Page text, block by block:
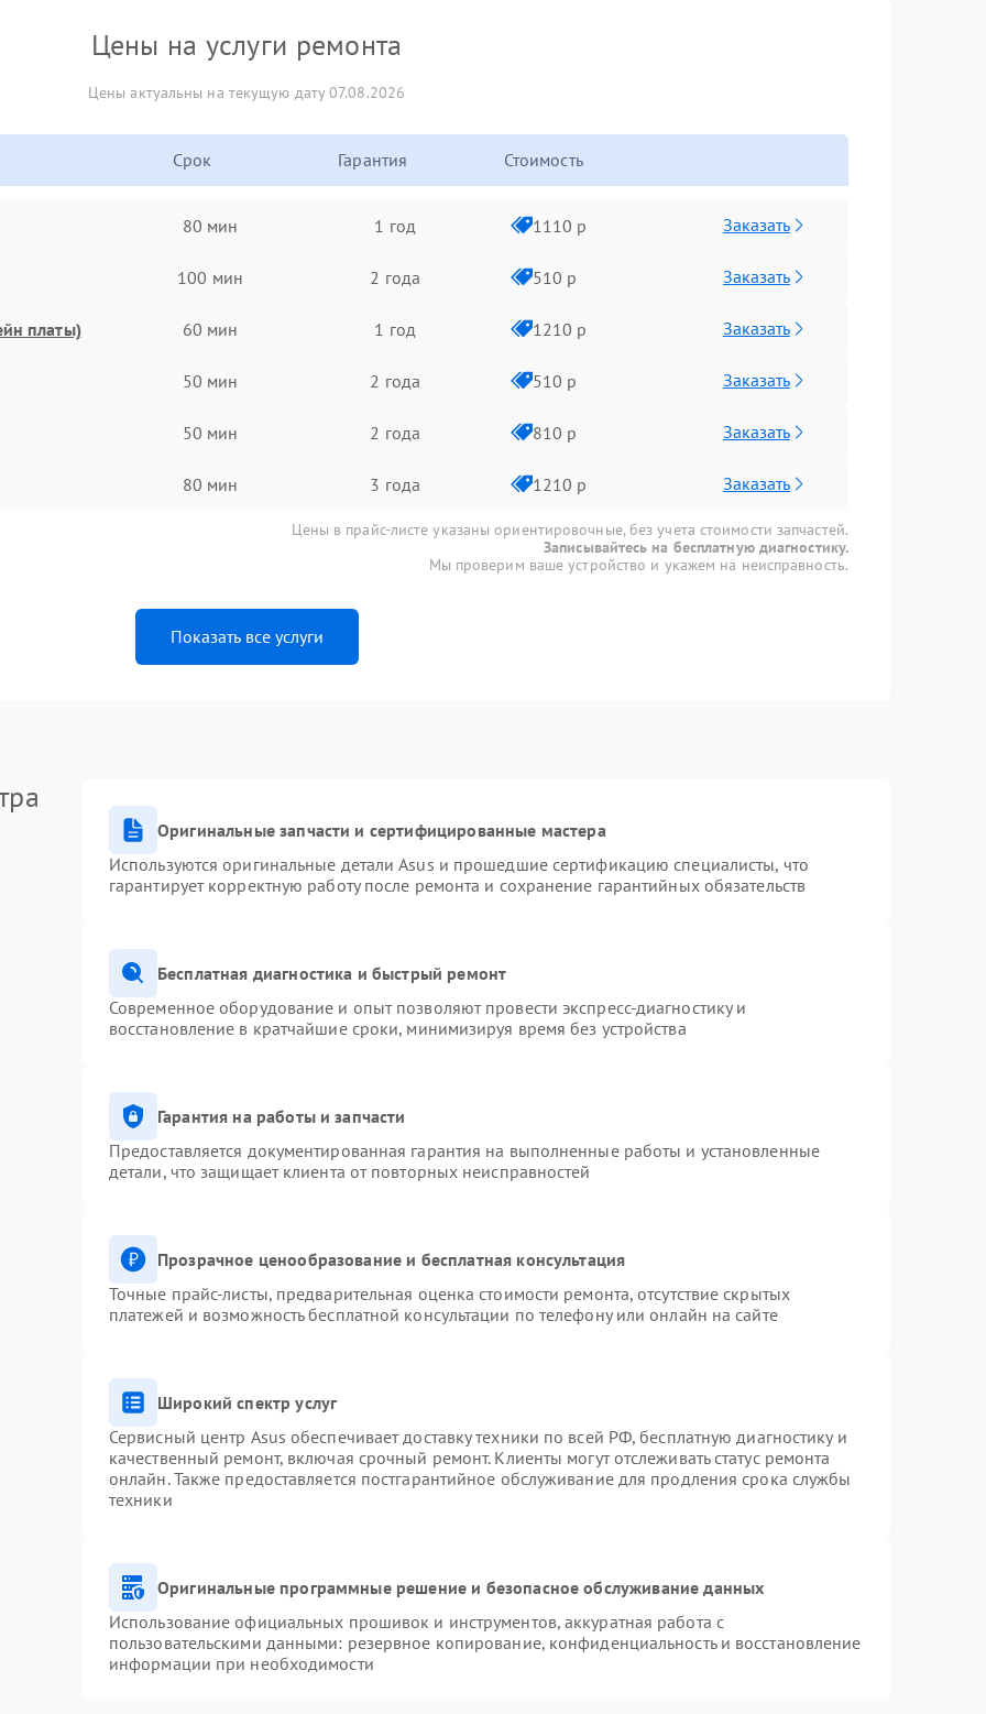
Цены на услуги ремонта
Цены актуальны на текущую дату 07.08.2026
Срок Гарантия Стоимость
80 мин 1 год 1110 р Заказать
100 мин 2 года 510 р Заказать
платы) 60 мин 1 год 1210 р Заказать
50 мин 2 года 510 р Заказать
50 мин 2 года 810 р Заказать
80 мин 3 года 1210 р Заказать
Цены в прайс-листе указаны ориентировочные, без учета стоимости запчастей.
Записывайтесь на бесплатную диагностику.
Мы проверим ваше устройство и укажем на неисправность.
Показать все услуги
Оригинальные запчасти и сертифицированные мастера
Используются оригинальные детали Asus и прошедшие сертификацию специалисты, что
гарантирует корректную работу после ремонта и сохранение гарантийных обязательств
Бесплатная диагностика и быстрый ремонт
Современное оборудование и опыт позволяют провести экспресс-диагностику и
восстановление в кратчайшие сроки, минимизируя время без устройства
Гарантия на работы и запчасти
Предоставляется документированная гарантия на выполненные работы и установленные
детали, что защищает клиента от повторных неисправностей
Прозрачное ценообразование и бесплатная консультация
Точные прайс-листы, предварительная оценка стоимости ремонта, отсутствие скрытых
платежей и возможность бесплатной консультации по телефону или онлайн на сайте
Широкий спектр услуг
Сервисный центр Asus обеспечивает доставку техники по всей РФ, бесплатную диагностику и
качественный ремонт, включая срочный ремонт. Клиенты могут отслеживать статус ремонта
онлайн. Также предоставляется постгарантийное обслуживание для продления срока службы
техники
Оригинальные программные решение и безопасное обслуживание данных
Использование официальных прошивок и инструментов, аккуратная работа с
пользовательскими данными: резервное копирование, конфиденциальность и восстановление
информации при необходимости